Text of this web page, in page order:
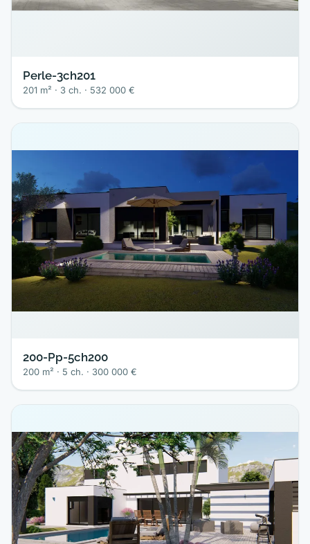
Perle-3ch201
201 m² · 3 ch. · 532 000 €
200-Pp-5ch200
200 m² · 5 ch. · 300 000 €